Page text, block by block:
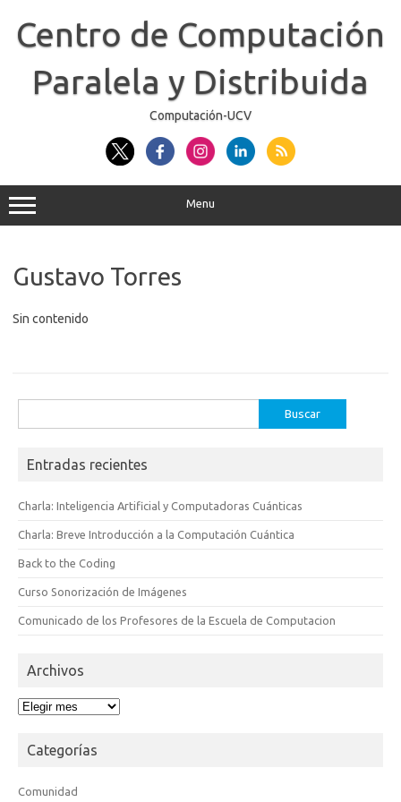
content
Centro de Computación
Paralela y Distribuida
Computación-UCV
Menu
Gustavo Torres
Sin contenido
Entradas recientes
Charla: Inteligencia Artificial y Computadoras Cuánticas
Charla: Breve Introducción a la Computación Cuántica
Back to the Coding
Curso Sonorización de Imágenes
Comunicado de los Profesores de la Escuela de Computacion
Archivos
Archivos
Categorías
Comunidad